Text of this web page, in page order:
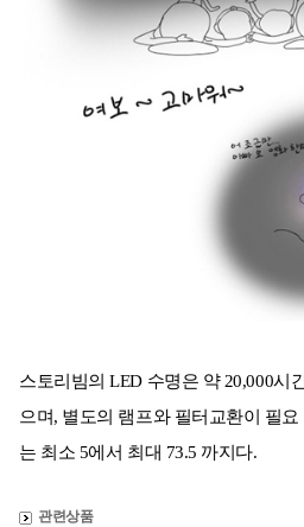
스토리빔의 LED 수명은 약 20,000시
으며, 별도의 램프와 필터교환이 필요
는 최소 5에서 최대 73.5 까지다.
관련상품